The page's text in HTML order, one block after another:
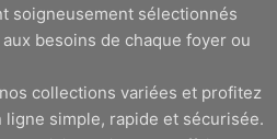
soigneusement sélectionnés
besoins de chaque foyer ou
collections variées et profitez
ligne simple, rapide et sécurisée.